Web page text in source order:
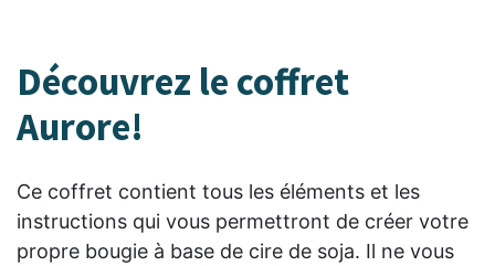
Découvrez le coffret
Aurore!
Ce coffret contient tous les éléments et les
instructions qui vous permettront de créer votre
propre bougie à base de cire de soja. Il ne vous